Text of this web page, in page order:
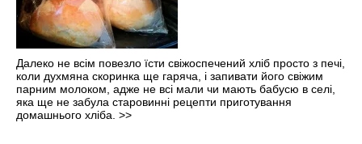
Далеко не всім повезло їсти свіжоспечений хліб просто з печі,
коли духмяна скоринка ще гаряча, і запивати його свіжим
парним молоком, адже не всі мали чи мають бабусю в селі,
яка ще не забула старовинні рецепти приготування
домашнього хліба. >>